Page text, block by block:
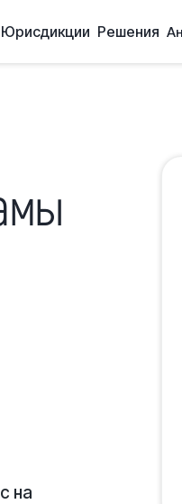
Юрисдикции Решения
на